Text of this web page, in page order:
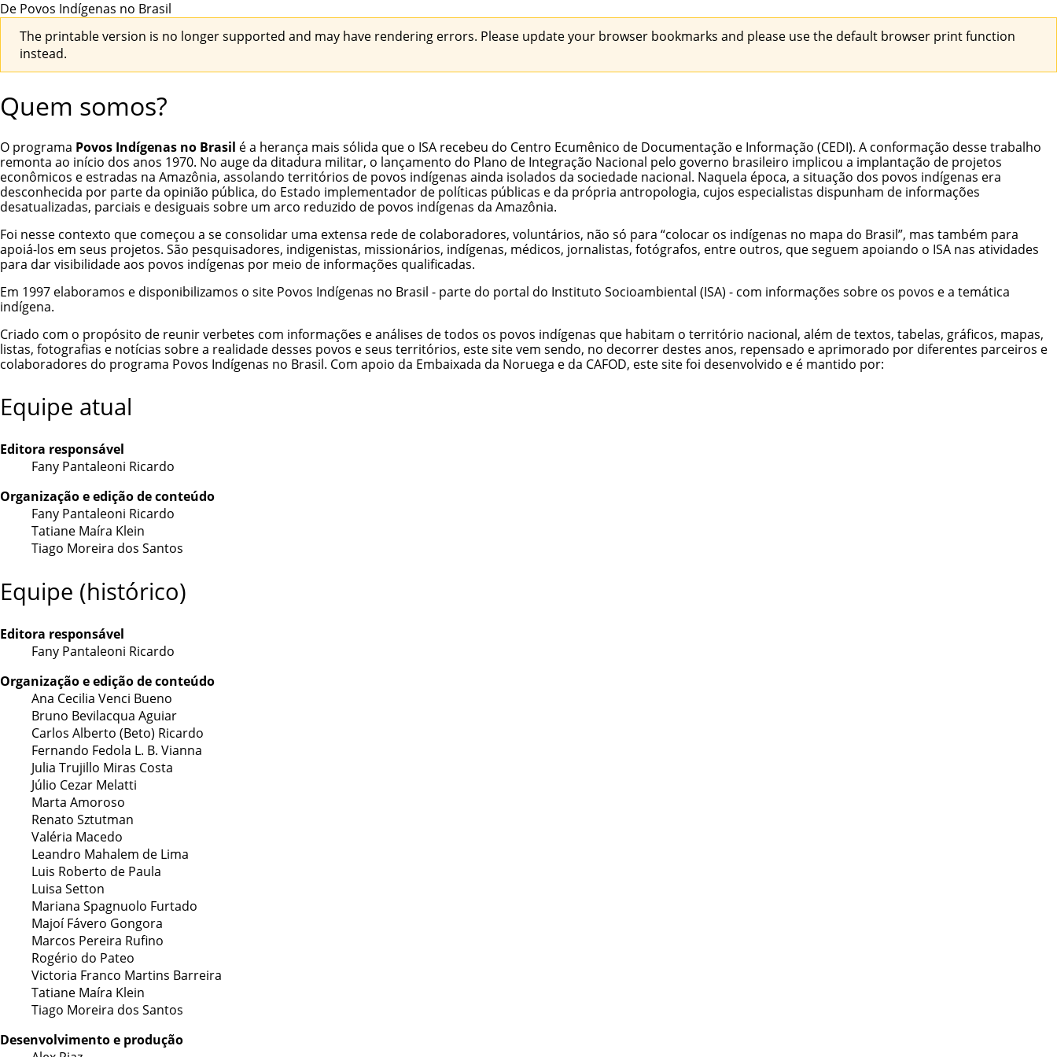
De Povos Indígenas no Brasil
The printable version is no longer supported and may have rendering errors. Please update your browser bookmarks and please use the default browser print function
instead.
Quem somos?
O programa Povos Indígenas no Brasil é a herança mais sólida que o ISA recebeu do Centro Ecumênico de Documentação e Informação (CEDI). A conformação desse trabalho
remonta ao início dos anos 1970. No auge da ditadura militar, o lançamento do Plano de Integração Nacional pelo governo brasileiro implicou a implantação de projetos
econômicos e estradas na Amazônia, assolando territórios de povos indígenas ainda isolados da sociedade nacional. Naquela época, a situação dos povos indígenas era
desconhecida por parte da opinião pública, do Estado implementador de políticas públicas e da própria antropologia, cujos especialistas dispunham de informações
desatualizadas, parciais e desiguais sobre um arco reduzido de povos indígenas da Amazônia.
Foi nesse contexto que começou a se consolidar uma extensa rede de colaboradores, voluntários, não só para “colocar os indígenas no mapa do Brasil”, mas também para
apoiá-los em seus projetos. São pesquisadores, indigenistas, missionários, indígenas, médicos, jornalistas, fotógrafos, entre outros, que seguem apoiando o ISA nas atividades
para dar visibilidade aos povos indígenas por meio de informações qualificadas.
Em 1997 elaboramos e disponibilizamos o site Povos Indígenas no Brasil - parte do portal do Instituto Socioambiental (ISA) - com informações sobre os povos e a temática
indígena.
Criado com o propósito de reunir verbetes com informações e análises de todos os povos indígenas que habitam o território nacional, além de textos, tabelas, gráficos, mapas,
listas, fotografias e notícias sobre a realidade desses povos e seus territórios, este site vem sendo, no decorrer destes anos, repensado e aprimorado por diferentes parceiros e
colaboradores do programa Povos Indígenas no Brasil. Com apoio da Embaixada da Noruega e da CAFOD, este site foi desenvolvido e é mantido por:
Equipe atual
Editora responsável
Fany Pantaleoni Ricardo
Organização e edição de conteúdo
Fany Pantaleoni Ricardo
Tatiane Maíra Klein
Tiago Moreira dos Santos
Equipe (histórico)
Editora responsável
Fany Pantaleoni Ricardo
Organização e edição de conteúdo
Ana Cecilia Venci Bueno
Bruno Bevilacqua Aguiar
Carlos Alberto (Beto) Ricardo
Fernando Fedola L. B. Vianna
Julia Trujillo Miras Costa
Júlio Cezar Melatti
Marta Amoroso
Renato Sztutman
Valéria Macedo
Leandro Mahalem de Lima
Luis Roberto de Paula
Luisa Setton
Mariana Spagnuolo Furtado
Majoí Fávero Gongora
Marcos Pereira Rufino
Rogério do Pateo
Victoria Franco Martins Barreira
Tatiane Maíra Klein
Tiago Moreira dos Santos
Desenvolvimento e produção